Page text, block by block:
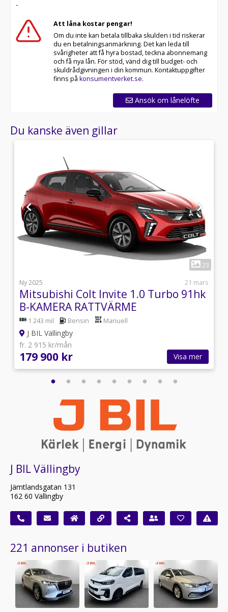
-
Att låna kostar pengar!
Om du inte kan betala tillbaka skulden i tid riskerar
du en betalningsanmärkning. Det kan leda till
svårigheter att få hyra bostad, teckna abonnemang
och få nya lån. För stöd, vänd dig till budget- och
skuldrådgivningen i din kommun. Kontaktuppgifter
finns på konsumentverket.se.
Ansök om lånelöfte
Du kanske även gillar
23
Ny 2025
21 mars
Mitsubishi Colt Invite 1.0 Turbo 91hk
B-KAMERA RATTVÄRME
1 243 mil Bensin Manuell
J BIL Vällingby
fr. 2 915 kr/mån
179 900 kr Visa mer
J BIL Vällingby
Jämtlandsgatan 131
162 60 Vällingby
221 annonser i butiken